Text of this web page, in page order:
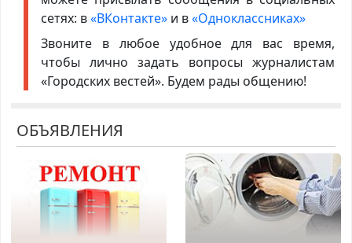
сетях: в«ВКонтакте»и в«Одноклассниках»
Звоните в любое удобное для вас время,
чтобы лично задать вопросы журналистам
«Городских вестей». Будем рады общению!
ОБЪЯВЛЕНИЯ